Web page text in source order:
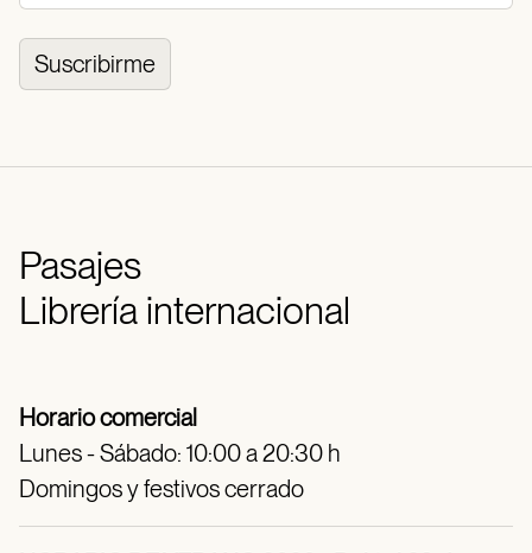
Suscribirme
Pasajes
Librería internacional
Horario comercial
Lunes - Sábado: 10:00 a 20:30 h
Domingos y festivos cerrado